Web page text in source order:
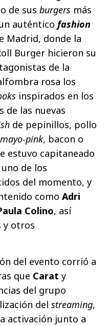
de sus burgers más
auténtico fashion
Madrid, donde la
Burger hicieron su
de la
rosa los
inspirados en los
de las nuevas
de pepinillos, pollo
mayo-pink, bacon o
estuvo capitaneado
uno de los
del momento, y
como Adri
Colino, así
y otros
del evento corrió a
que Carat y
del grupo
del streaming,
activación junto a